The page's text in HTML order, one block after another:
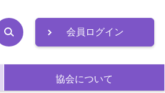
会員ログイン
協会について
検
索